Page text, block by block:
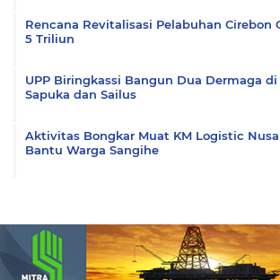
Rencana Revitalisasi Pelabuhan Cirebon
5 Triliun
UPP Biringkassi Bangun Dua Dermaga di
Sapuka dan Sailus
Aktivitas Bongkar Muat KM Logistic
Bantu Warga Sangihe